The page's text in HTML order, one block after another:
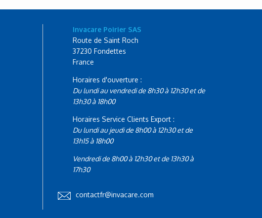
Invacare Poirier SAS
Route de Saint Roch
37230 Fondettes
France
Horaires d'ouverture :
Du lundi au vendredi de 8h30 à 12h30 et de
13h30 à 18h00
Horaires Service Clients Export :
Du lundi au jeudi de 8h00 à 12h30 et de
13h15 à 18h00
Vendredi de 8h00 à 12h30 et de 13h30 à
17h30
contactfr@invacare.com